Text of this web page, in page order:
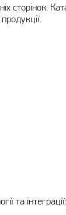
та інтеграції: